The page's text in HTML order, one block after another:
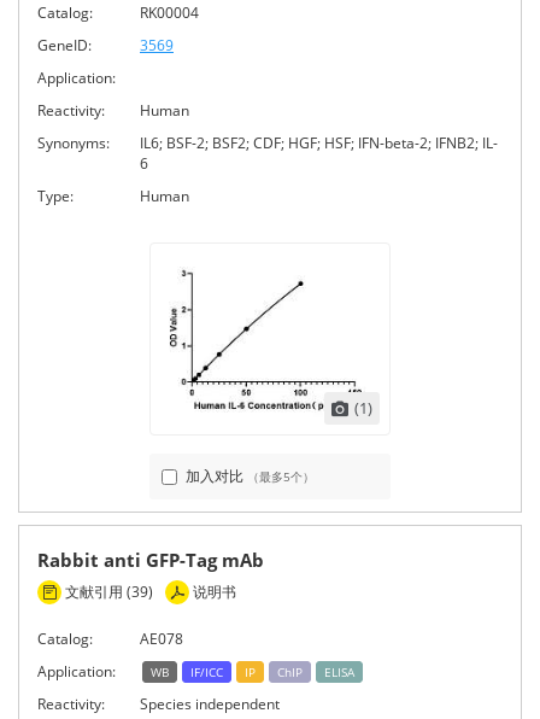
Catalog:
RK00004
GeneID:
3569
Application:
Reactivity:
Human
Synonyms:
IL6; BSF-2; BSF2; CDF; HGF; HSF; IFN-beta-2; IFNB2; IL-
6
Type:
Human
(1)
加入对比 （最多5个）
Rabbit anti GFP-Tag mAb
文献引用 (39) 说明书
Catalog:
AE078
Application:
WB IF/ICC IP ChIP ELISA
Reactivity:
Species independent